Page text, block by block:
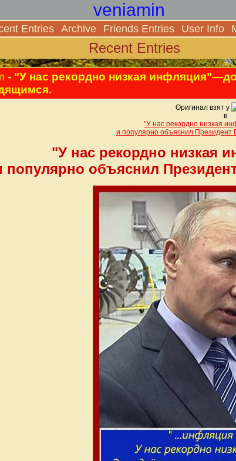
veniamin
Entries Archive Friends Entries User Info
Recent Entries
- "У нас рекордно низкая
Оригинал взят у
в
"У нас рекордно низкая
и популярно объяснил
"У нас рекордно низкая
популярно объяснил